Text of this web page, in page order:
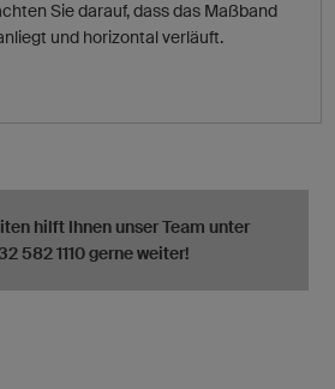
Sie darauf, dass das Maßband
und horizontal verläuft.
hilft Ihnen unser Team unter
582 1110 gerne weiter!